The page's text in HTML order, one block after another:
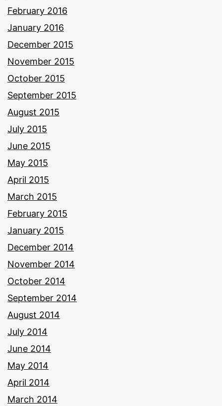
February 2016
January 2016
December 2015
November 2015
October 2015
September 2015
August 2015
July 2015
June 2015
May 2015
April 2015
March 2015
February 2015
January 2015
December 2014
November 2014
October 2014
September 2014
August 2014
July 2014
June 2014
May 2014
April 2014
March 2014